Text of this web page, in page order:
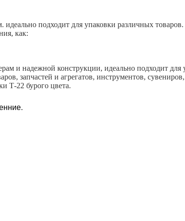
подходит для упаковки различных
как:
и надежной конструкции, идеально подходит для
запчастей и агрегатов, инструментов,
Т-22 бурого цвета.